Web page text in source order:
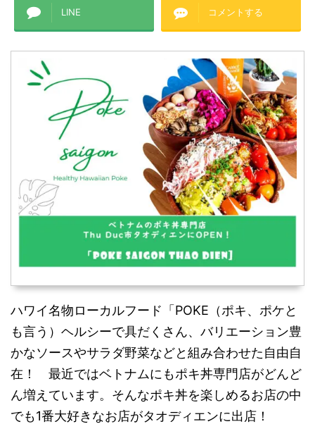
LINE コメントする
ハワイ名物ローカルフード「POKE（ポキ、ポケと
も言う）ヘルシーで具だくさん、バリエーション豊
かなソースやサラダ野菜などと組み合わせた自由自
在！ 最近ではベトナムにもポキ丼専門店がどんど
ん増えています。そんなポキ丼を楽しめるお店の中
でも1番大好きなお店がタオディエンに出店！